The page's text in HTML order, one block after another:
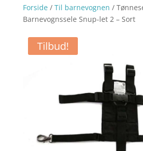
Forside/ Til barnevognen /
Barnevognssele Snup-let 2 – Sort
Tilbud!